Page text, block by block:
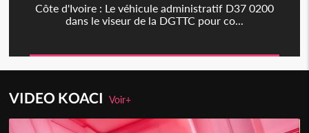
Côte d'Ivoire : Le véhicule administratif D37 0200
dans le viseur de la DGTTC pour co...
VIDEO KOACIVoir+